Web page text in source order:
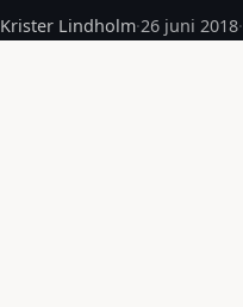
Krister Lindholm·26 juni 2018·